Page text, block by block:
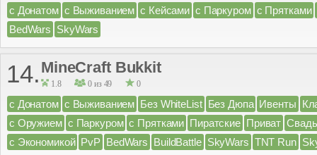
с Донатом с Выживанием с Кейсами с Паркуром с Прятками
BedWars SkyWars
14. MineCraft Bukkit
1.8 0 из 49 0
с Донатом с Выживанием Без WhiteList Без Дюпа Ивенты
с Оружием с Паркуром с Прятками Пиратские Приват
с Экономикой PvP BedWars BuildBattle SkyWars TNT Run